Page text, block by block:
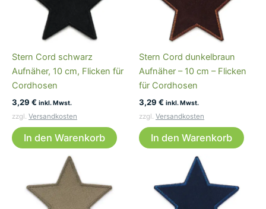
Stern Cord schwarz
Aufnäher, 10 cm, Flicken für
Cordhosen
3,29 € inkl. Mwst.
zzgl. Versandkosten
In den Warenkorb
Stern Cord dunkelbraun
Aufnäher – 10 cm – Flicken
für Cordhosen
3,29 € inkl. Mwst.
zzgl. Versandkosten
In den Warenkorb